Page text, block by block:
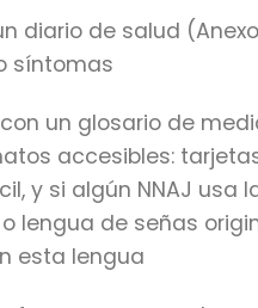
diario de salud
síntomas
un glosario de
accesibles:
y si algún NNAJ usa
lengua de señas
esta lengua